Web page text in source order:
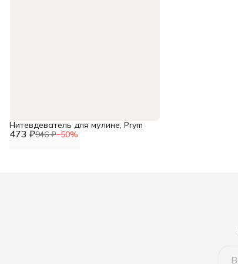
473 ₽946 ₽−50%
Нитевдеватель для мулине, Prym